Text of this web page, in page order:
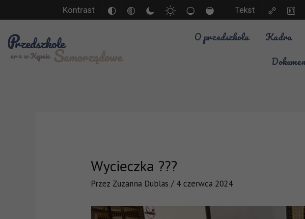
Kontrast Tekst
O przedszkolu Kadra
Wycieczka ???
Przez Zuzanna Dublas / 4 czerwca 2024